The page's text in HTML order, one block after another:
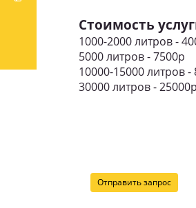
Стоимость
1000-2000 литров -
5000 литров - 7500р
10000-15000 литров -
30000 литров - 25000р
Отправить запрос